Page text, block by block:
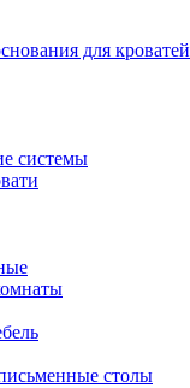
для кроватей
системы
столы